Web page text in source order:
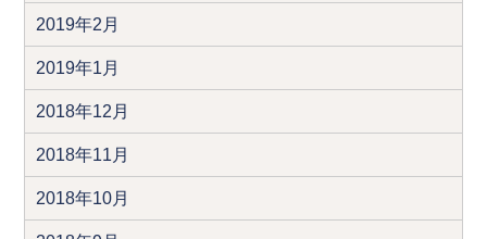
2019年2月
2019年1月
2018年12月
2018年11月
2018年10月